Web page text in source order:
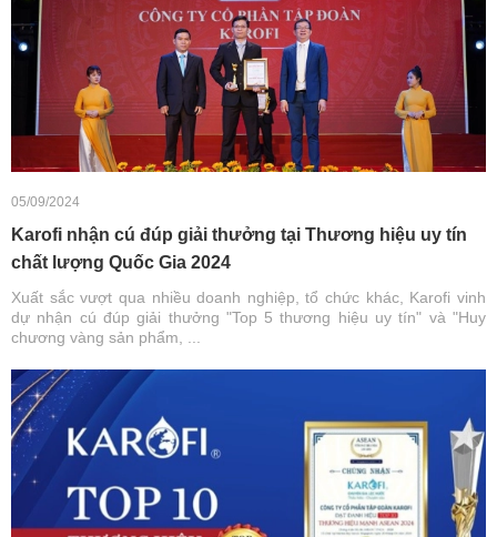
05/09/2024
Karofi nhận cú đúp giải thưởng tại Thương hiệu uy tín
chất lượng Quốc Gia 2024
Xuất sắc vượt qua nhiều doanh nghiệp, tổ chức khác, Karofi vinh
dự nhận cú đúp giải thưởng "Top 5 thương hiệu uy tín" và "Huy
chương vàng sản phẩm, ...